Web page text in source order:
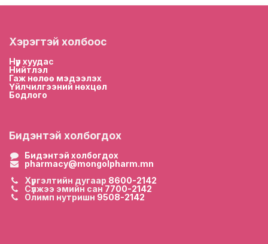
Хэрэгтэй холбоос
Нүүр хуудас
Нийтлэл
Гаж нөлөө мэдээлэх
Үйлчилгээний нөхцөл
Бодлого
Бидэнтэй холбогдох
Бидэнтэй холбогдох
pharmacy@mongolpharm.mn
Хүргэлтийн дугаар 8600-2142
Сүлжээ эмийн сан 7700-2142
Олимп нутришн 9508-2142